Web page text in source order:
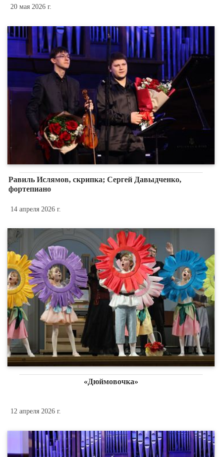
20 мая 2026 г.
Равиль Ислямов, скрипка; Сергей Давыдченко,
фортепиано
14 апреля 2026 г.
«Дюймовочка»
12 апреля 2026 г.